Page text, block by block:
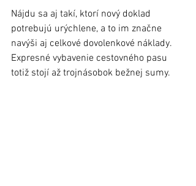
Nájdu sa aj takí, ktorí nový doklad
potrebujú urýchlene, a to im značne
navýši aj celkové dovolenkové náklady.
Expresné vybavenie cestovného pasu
totiž stojí až trojnásobok bežnej sumy.